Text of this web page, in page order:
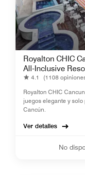
Royalton CHIC
All-Inclusive
4.1 (1108
Royalton CHIC
juegos elegante y
Cancún.
Ver detalles
No